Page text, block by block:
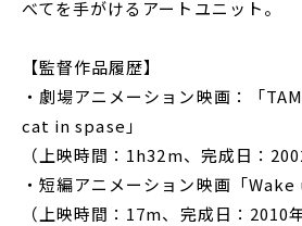
べてを手がけるアートユニット。
【監督作品履歴】
・劇場アニメーション映画：「
cat in spase」
（上映時間：1h32m、完成日：
・短編アニメーション映画「Wake
（上映時間：17m、完成日：2010